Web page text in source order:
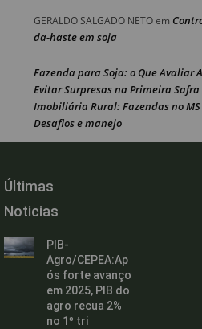
GERALDO SALGADO NETOem
da-haste em soja
Fazenda para Soja: o Que Avaliar
Evitar Surpresas na Primeira Safra
Imobiliária Rural: Fazendas no MS
Desafios e manejo
Últimas
Noticias
PIB-
Agro/CEPEA:Ap
ós forte avanço
em 2025, PIB do
agro recua 2%
no 1º tri